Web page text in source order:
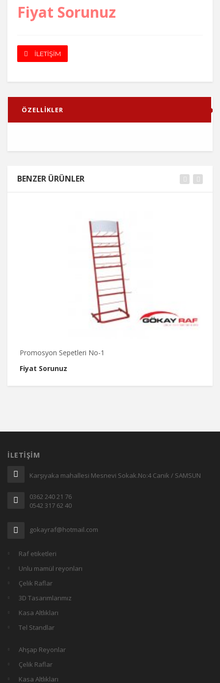
Fiyat Sorunuz
İLETİŞİM
ÖZELLİKLER
BENZER ÜRÜNLER
Promosyon Sepetleri No-1
Fiyat Sorunuz
İLETIŞIM
Karşıyaka mahallesi Mesnevi Sokak.No:4 Canik / SAMSUN
0362 240 21 76
0542 317 62 40
gokayraf@hotmail.com
Raf etiketleri
Unlu mamül reyonları
Çelik Raflar
3D Tasarımlarımız
Kasa Altlıkları
Tel Standlar
Ahşap Reyonlar
Çelik Raflar
Kasa Altlıkları